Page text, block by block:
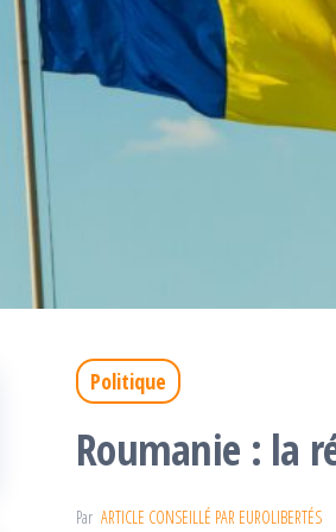
Politique
Roumanie : la
Par ARTICLE CONSEILLÉ PAR EUROLIBERTÉS